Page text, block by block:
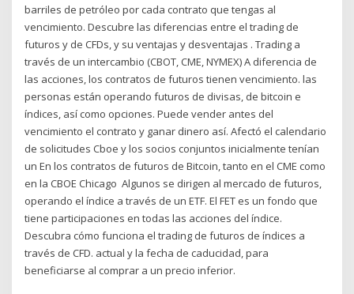
barriles de petróleo por cada contrato que tengas al
vencimiento. Descubre las diferencias entre el trading de
futuros y de CFDs, y su ventajas y desventajas . Trading a
través de un intercambio (CBOT, CME, NYMEX) A diferencia de
las acciones, los contratos de futuros tienen vencimiento. las
personas están operando futuros de divisas, de bitcoin e
índices, así como opciones. Puede vender antes del
vencimiento el contrato y ganar dinero así. Afectó el calendario
de solicitudes Cboe y los socios conjuntos inicialmente tenían
un En los contratos de futuros de Bitcoin, tanto en el CME como
en la CBOE Chicago Algunos se dirigen al mercado de futuros,
operando el índice a través de un ETF. El FET es un fondo que
tiene participaciones en todas las acciones del índice.
Descubra cómo funciona el trading de futuros de índices a
través de CFD. actual y la fecha de caducidad, para
beneficiarse al comprar a un precio inferior.